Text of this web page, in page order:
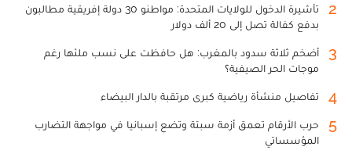
2
تأشيرة الدخول للولايات المتحدة: مواطنو 30 دولة إفريقية مطالبون
بدفع كفالة تصل إلى 20 ألف دولار
3
أضخم ثلاثة سدود بالمغرب: هل حافظت على نسب ملئها رغم
موجات الحر الصيفية؟
4 تفاصيل منشأة رياضية كبرى مرتقبة بالدار البيضاء
5
حرب الأرقام تعمق أزمة سبتة وتضع إسبانيا في مواجهة التضارب
المؤسساتي